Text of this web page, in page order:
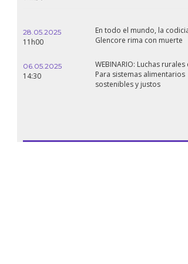
28.05.2025
En todo el mundo, la codicia de
Glencore rima con muerte
06.05.2025
WEBINARIO: Luchas rurales en
Para sistemas alimentarios
sostenibles y justos